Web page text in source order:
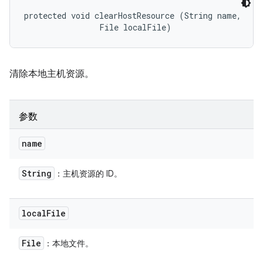
protected void clearHostResource (String name,
                File localFile)
清除本地主机资源。
参数
name
String ：主机资源的 ID。
localFile
File ：本地文件。